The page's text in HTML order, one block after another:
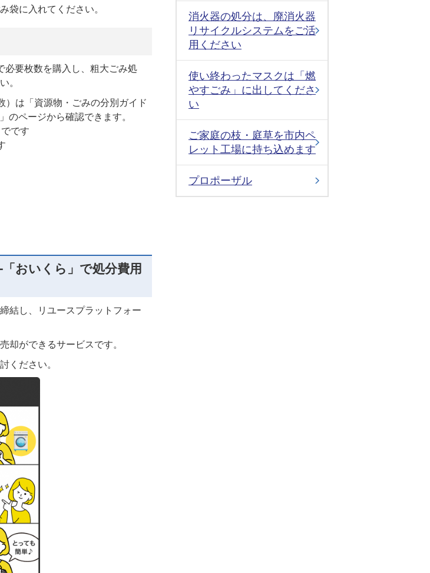
袋に入れてください。
必要枚数を購入し、粗大ごみ処
。
は「資源物・ごみの分別ガイド
のページから確認できます。
です
おいくら」で処分費用
結し、リユースプラットフォー
却ができるサービスです。
ください。
消火器の処分は、廃消火器
リサイクルシステムをご活
用ください
使い終わったマスクは「燃
やすごみ」に出してくださ
い
ご家庭の枝・庭草を市内ペ
レット工場に持ち込めます
プロポーザル